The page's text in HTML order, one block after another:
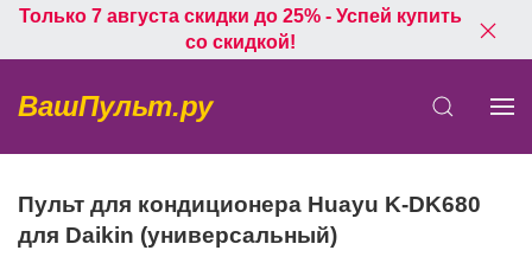
Только 7 августа скидки до 25% - Успей купить
со скидкой!
ВашПульт.ру
Пульт для кондиционера Huayu K-DK680
для Daikin (универсальный)